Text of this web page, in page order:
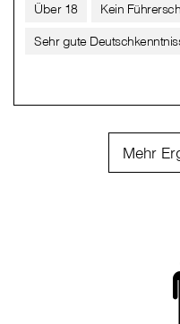
Über 18
Kein
Sehr gute
Mehr